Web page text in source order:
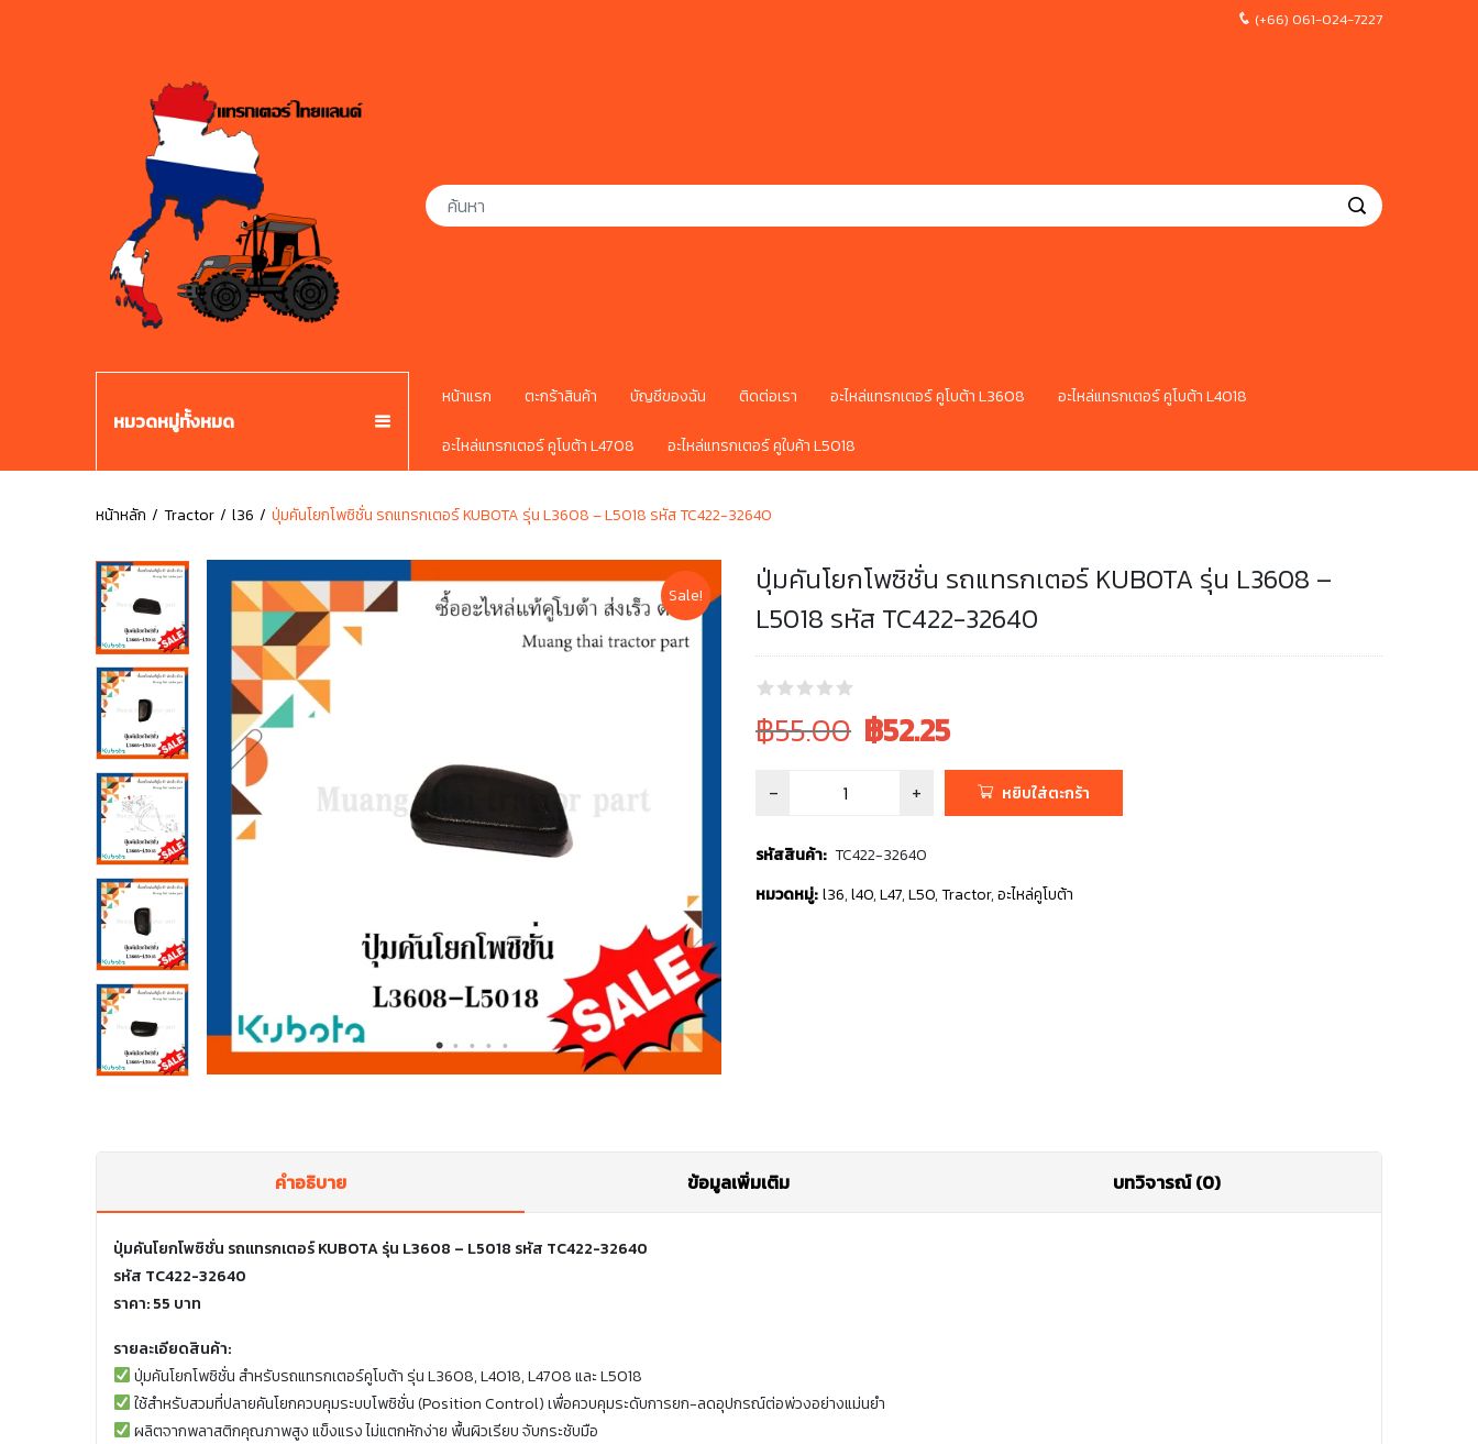
(+66) 061-024-7227
หมวดหมู่ทั้งหมด
หน้าแรก ตะกร้าสินค้า บัญชีของฉัน ติดต่อเรา อะไหล่แทรกเตอร์ คูโบต้า L3608 อะไหล่แทรกเตอร์ คูโบต้า L4018
อะไหล่แทรกเตอร์ คูโบต้า L4708 อะไหล่แทรกเตอร์ คูใบค้า L5018
หน้าหลัก Tractor l36 ปุ่มคันโยกโพซิชั่น รถแทรกเตอร์ KUBOTA รุ่น L3608 – L5018 รหัส TC422-32640
Sale!
ปุ่มคันโยกโพซิชั่น รถแทรกเตอร์ KUBOTA รุ่น L3608 –
L5018 รหัส TC422-32640
Original
price
was:
฿55.00 Current
฿52.25
หยิบใส่ตะกร้า
รหัสสินค้า: TC422-32640
หมวดหมู่: l36,l40,L47,L50,Tractor,อะไหล่คูโบต้า
คำอธิบาย ข้อมูลเพิ่มเติม บทวิจารณ์ (0)
ปุ่มคันโยกโพซิชั่น รถแทรกเตอร์ KUBOTA รุ่น L3608 – L5018 รหัส TC422-32640
รหัส TC422-32640
ราคา: 55 บาท
รายละเอียดสินค้า:
ปุ่มคันโยกโพซิชั่น สำหรับรถแทรกเตอร์คูโบต้า รุ่น L3608, L4018, L4708 และ L5018
ใช้สำหรับสวมที่ปลายคันโยกควบคุมระบบโพซิชั่น (Position Control) เพื่อควบคุมระดับการยก-ลดอุปกรณ์ต่อพ่วงอย่างแม่นยำ
ผลิตจากพลาสติกคุณภาพสูง แข็งแรง ไม่แตกหักง่าย พื้นผิวเรียบ จับกระชับมือ